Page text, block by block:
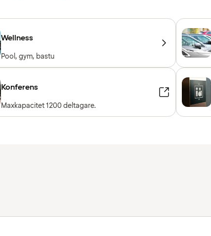
Wellness
Pool, gym, bastu
Konferens
Maxkapacitet 1200 deltagare.